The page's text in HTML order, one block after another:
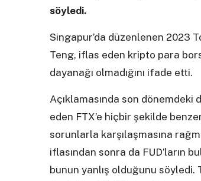
söyledi.
Singapur’da düzenlenen 2023
Teng, iflas eden kripto para
dayanağı olmadığını ifade etti.
Açıklamasında son
eden FTX’e hiçbir şekilde
sorunlarla karşılaşmasına
iflasından sonra da FUD’ların
bunun yanlış olduğunu söyledi.